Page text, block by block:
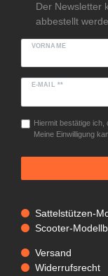
Der Newsletter
abbestellt
VORNAME
E-MAIL **
Hiermit bestätige ich,
Meine Einwilligung
Sattelstützen-
Scooter-
Versand
Widerrufsrecht